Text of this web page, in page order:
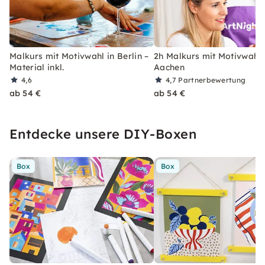
Malkurs mit Motivwahl in Berlin –
Material inkl.
4,6
ab 54 €
2h Malkurs mit Motivwahl
Aachen
4,7 Partnerbewertung
ab 54 €
Entdecke unsere DIY-Boxen
Box Box